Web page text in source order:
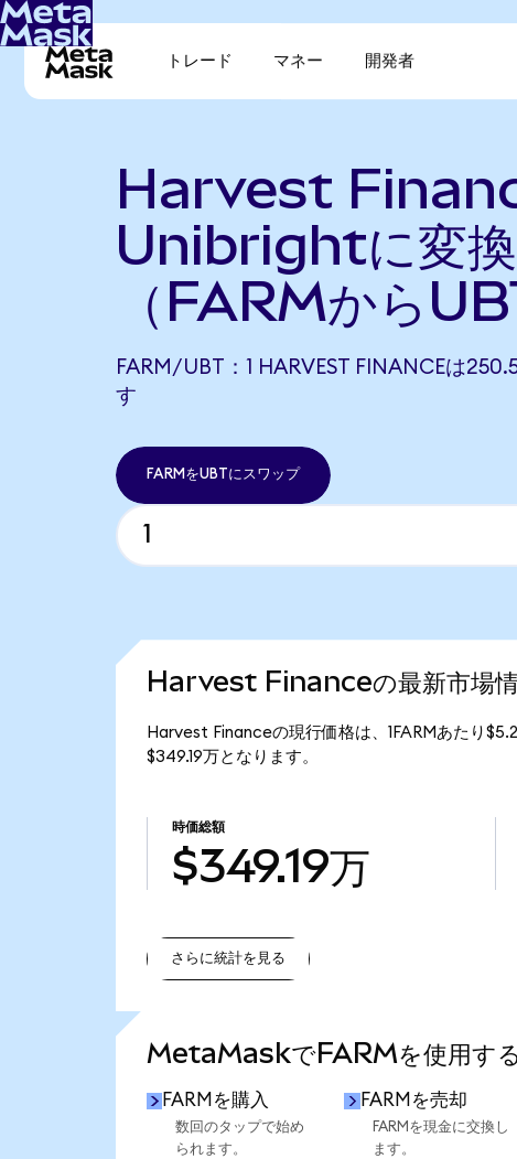
トレード マネー 開発者
Harvest
Unibrightに変換
（FARMから
FARM/UBT：1 HARVEST FINANCEは
す
FARMをUBTにスワップ
Harvest Financeの最新市場
Harvest Financeの現行価格は、1FARMあたり
$349.19万となります。
時価総額
$349.19万
さらに統計を見る
MetaMaskでFARMを使用す
FARMを購入
数回のタップで始め
られます。
FARMを売却
FARMを現金に交換し
ます。